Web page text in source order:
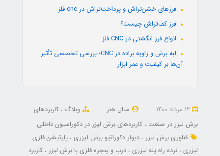
فرزهای خشن‌تراش و پرداخت‌تراش در cnc فلز
فرز کف‌تراش چیست؟
انواع فرز انگشتی در CNC فلز
لبه برش و زاویه براده در CNC؛ بررسی تخصصی تأثیر
آن‌ها بر کیفیت و عمر ابزار
متال هنر وبلاگ
کاربردهای
برش لیزر در صنعت
کاربردهای برش لیزر در دکوراسیون داخلی
فناوری برش لیزر
دیوار دکوراتیو برش لیزری پارتیشن فلزی
لیزری نرده راه پله لیزری درب و پنجره فلزی با برش لیزر
کاربرد